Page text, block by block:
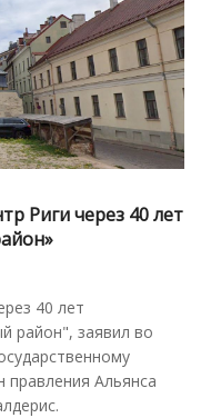
Риги через 40 лет
40 лет
район", заявил во
правления Альянса